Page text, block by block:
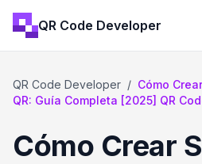
QR Code Developer
QR Code Developer / Cómo
QR: Guía Completa [2025] QR
Cómo Crear